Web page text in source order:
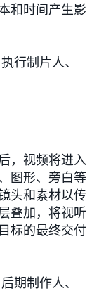
和时间产生影
行制片人、
，视频将进入
图形、旁白等
头和素材以传
叠加，将视听
标的最终交付
期制作人、